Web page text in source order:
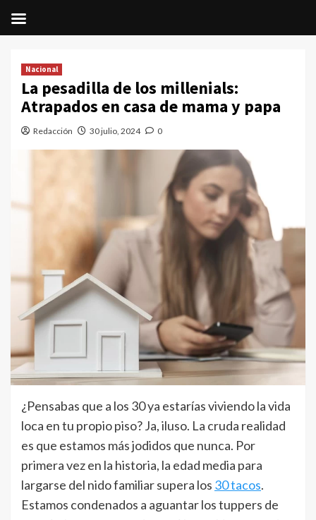
contenido
Nacional
La pesadilla de los millenials:
Atrapados en casa de mama y papa
Redacción 30 julio, 2024 0
¿Pensabas que a los 30 ya estarías viviendo la vida
loca en tu propio piso? Ja, iluso. La cruda realidad
es que estamos más jodidos que nunca. Por
primera vez en la historia, la edad media para
largarse del nido familiar supera los 30 tacos.
Estamos condenados a aguantar los tuppers de